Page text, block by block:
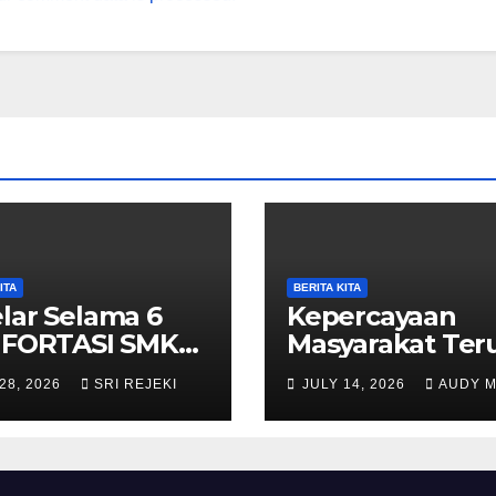
Selama 6
SMK
5
Lancar,
2026 SRI REJEKI
BERITA KITA
Kepercayaan
Masyarakat
Meningkat,
Purwantoro
JULY 14, 2026 AUDY